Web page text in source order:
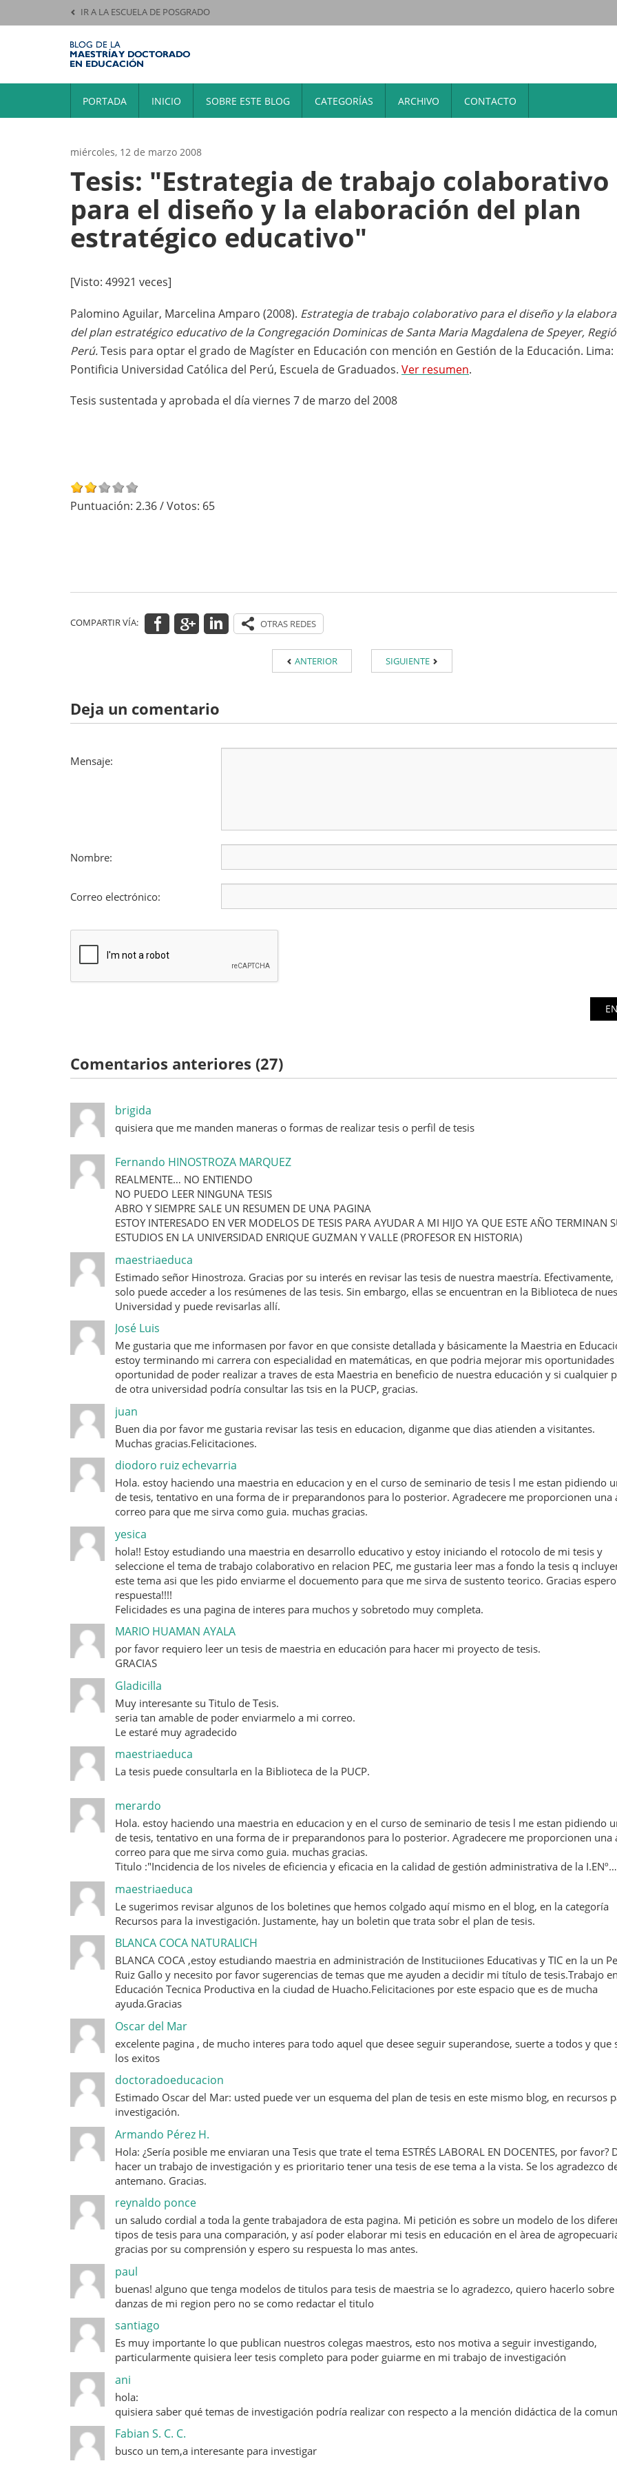
IR A LA ESCUELA DE POSGRADO
PORTADA INICIO SOBRE ESTE BLOG CATEGORÍAS ARCHIVO CONTACTO
miércoles, 12 de marzo 2008
Tesis: "Estrategia de trabajo colaborativo
para el diseño y la elaboración del plan
estratégico educativo"
[Visto: 49921 veces]
Palomino Aguilar, Marcelina Amparo (2008). Estrategia de trabajo colaborativo para el diseño y la
del plan estratégico educativo de la Congregación Dominicas de Santa Maria Magdalena de Speyer,
Perú.Tesis para optar el grado de Magíster en Educación con mención en Gestión de la Educación. Lima:
Pontificia Universidad Católica del Perú, Escuela de Graduados. Ver resumen.
Tesis sustentada y aprobada el día viernes 7 de marzo del 2008
Puntuación: 2.36/ Votos: 65
COMPARTIR VÍA:
ANTERIOR SIGUIENTE
Deja un comentario
Mensaje:
Nombre:
Correo electrónico:
Comentarios anteriores (27)
brigida
quisiera que me manden maneras o formas de realizar tesis o perfil de tesis
Fernando HINOSTROZA MARQUEZ
REALMENTE… NO ENTIENDO
NO PUEDO LEER NINGUNA TESIS
ABRO Y SIEMPRE SALE UN RESUMEN DE UNA PAGINA
ESTOY INTERESADO EN VER MODELOS DE TESIS PARA AYUDAR A MI HIJO YA QUE ESTE AÑO TERMINAN
ESTUDIOS EN LA UNIVERSIDAD ENRIQUE GUZMAN Y VALLE (PROFESOR EN HISTORIA)
maestriaeduca
Estimado señor Hinostroza. Gracias por su interés en revisar las tesis de nuestra maestría. Efectivamente,
solo puede acceder a los resúmenes de las tesis. Sin embargo, ellas se encuentran en la Biblioteca de
Universidad y puede revisarlas allí.
José Luis
Me gustaria que me informasen por favor en que consiste detallada y básicamente la Maestria en
estoy terminando mi carrera con especialidad en matemáticas, en que podria mejorar mis oportunidades
oportunidad de poder realizar a traves de esta Maestria en beneficio de nuestra educación y si cualquier
de otra universidad podría consultar las tsis en la PUCP, gracias.
juan
Buen dia por favor me gustaria revisar las tesis en educacion, diganme que dias atienden a visitantes.
Muchas gracias.Felicitaciones.
diodoro ruiz echevarria
Hola. estoy haciendo una maestria en educacion y en el curso de seminario de tesis l me estan pidiendo
de tesis, tentativo en una forma de ir preparandonos para lo posterior. Agradecere me proporcionen una
correo para que me sirva como guia. muchas gracias.
yesica
hola!! Estoy estudiando una maestria en desarrollo educativo y estoy iniciando el rotocolo de mi tesis y
seleccione el tema de trabajo colaborativo en relacion PEC, me gustaria leer mas a fondo la tesis q
este tema asi que les pido enviarme el docuemento para que me sirva de sustento teorico. Gracias
respuesta!!!!
Felicidades es una pagina de interes para muchos y sobretodo muy completa.
MARIO HUAMAN AYALA
por favor requiero leer un tesis de maestria en educación para hacer mi proyecto de tesis.
GRACIAS
Gladicilla
Muy interesante su Titulo de Tesis.
seria tan amable de poder enviarmelo a mi correo.
Le estaré muy agradecido
maestriaeduca
La tesis puede consultarla en la Biblioteca de la PUCP.
merardo
Hola. estoy haciendo una maestria en educacion y en el curso de seminario de tesis l me estan pidiendo
de tesis, tentativo en una forma de ir preparandonos para lo posterior. Agradecere me proporcionen una
correo para que me sirva como guia. muchas gracias.
Titulo :"Incidencia de los niveles de eficiencia y eficacia en la calidad de gestión administrativa de la
maestriaeduca
Le sugerimos revisar algunos de los boletines que hemos colgado aquí mismo en el blog, en la categoría
Recursos para la investigación. Justamente, hay un boletin que trata sobr el plan de tesis.
BLANCA COCA NATURALICH
BLANCA COCA ,estoy estudiando maestria en administración de Instituciiones Educativas y TIC en la un
Ruiz Gallo y necesito por favor sugerencias de temas que me ayuden a decidir mi título de tesis.Trabajo en
Educación Tecnica Productiva en la ciudad de Huacho.Felicitaciones por este espacio que es de mucha
ayuda.Gracias
Oscar del Mar
excelente pagina , de mucho interes para todo aquel que desee seguir superandose, suerte a todos y que
los exitos
doctoradoeducacion
Estimado Oscar del Mar: usted puede ver un esquema del plan de tesis en este mismo blog, en recursos
investigación.
Armando Pérez H.
Hola: ¿Sería posible me enviaran una Tesis que trate el tema ESTRÉS LABORAL EN DOCENTES, por favor?
hacer un trabajo de investigación y es prioritario tener una tesis de ese tema a la vista. Se los agradezco
antemano. Gracias.
reynaldo ponce
un saludo cordial a toda la gente trabajadora de esta pagina. Mi petición es sobre un modelo de los
tipos de tesis para una comparación, y así poder elaborar mi tesis en educación en el àrea de
gracias por su comprensión y espero su respuesta lo mas antes.
paul
buenas! alguno que tenga modelos de titulos para tesis de maestria se lo agradezco, quiero hacerlo sobre
danzas de mi region pero no se como redactar el titulo
santiago
Es muy importante lo que publican nuestros colegas maestros, esto nos motiva a seguir investigando,
particularmente quisiera leer tesis completo para poder guiarme en mi trabajo de investigación
ani
hola:
quisiera saber qué temas de investigación podría realizar con respecto a la mención didáctica de la
Fabian S. C. C.
busco un tem,a interesante para investigar